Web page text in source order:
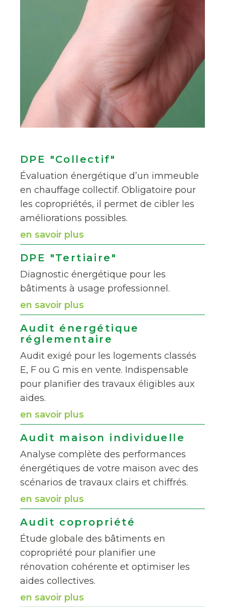
DPE "Collectif"
Évaluation énergétique d’un immeuble
en chauffage collectif. Obligatoire pour
les copropriétés, il permet de cibler les
améliorations possibles.
en savoir plus
DPE "Tertiaire"
Diagnostic énergétique pour les
bâtiments à usage professionnel.
en savoir plus
Audit énergétique
réglementaire
Audit exigé pour les logements classés
E, F ou G mis en vente. Indispensable
pour planifier des travaux éligibles aux
aides.
en savoir plus
Audit maison individuelle
Analyse complète des performances
énergétiques de votre maison avec des
scénarios de travaux clairs et chiffrés.
en savoir plus
Audit copropriété
Étude globale des bâtiments en
copropriété pour planifier une
rénovation cohérente et optimiser les
aides collectives.
en savoir plus